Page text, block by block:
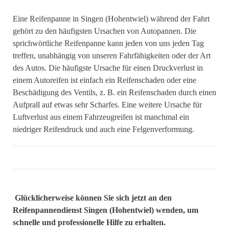
Eine Reifenpanne in Singen (Hohentwiel) während der Fahrt
gehört zu den häufigsten Ursachen von Autopannen. Die
sprichwörtliche Reifenpanne kann jeden von uns jeden Tag
treffen, unabhängig von unseren Fahrfähigkeiten oder der Art
des Autos. Die häufigste Ursache für einen Druckverlust in
einem Autoreifen ist einfach ein Reifenschaden oder eine
Beschädigung des Ventils, z. B. ein Reifenschaden durch einen
Aufprall auf etwas sehr Scharfes. Eine weitere Ursache für
Luftverlust aus einem Fahrzeugreifen ist manchmal ein
niedriger Reifendruck und auch eine Felgenverformung.
Glücklicherweise können Sie sich jetzt an den
Reifenpannendienst Singen (Hohentwiel) wenden, um
schnelle und professionelle Hilfe zu erhalten.